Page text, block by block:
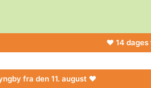
♥ 14
fra den 11. august ♥